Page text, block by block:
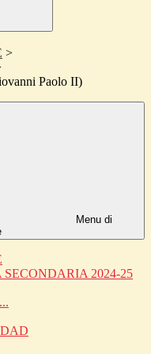
>
Paolo II)
Menu di
2024-25
DAD